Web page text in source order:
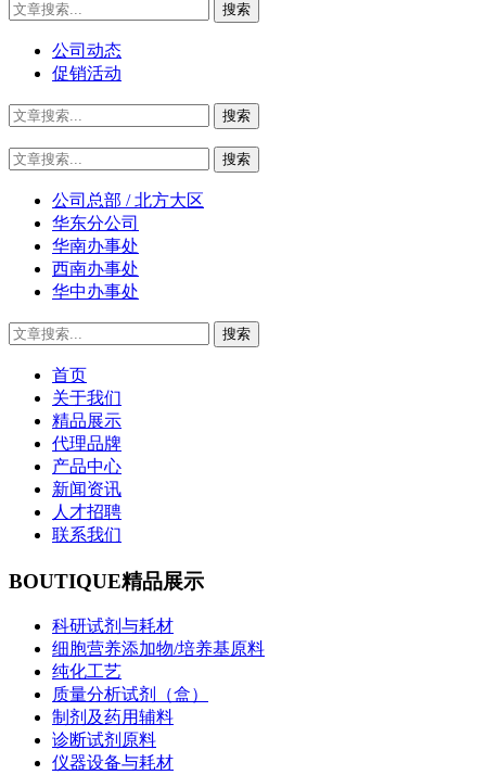
公司动态
促销活动
公司总部 / 北方大区
华东分公司
华南办事处
西南办事处
华中办事处
首页
关于我们
精品展示
代理品牌
产品中心
新闻资讯
人才招聘
联系我们
BOUTIQUE精品展示
科研试剂与耗材
细胞营养添加物/培养基原料
纯化工艺
质量分析试剂（盒）
制剂及药用辅料
诊断试剂原料
仪器设备与耗材